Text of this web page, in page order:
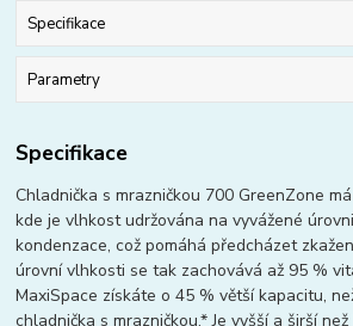
Specifikace
Parametry
Specifikace
Chladnička s mrazničkou 700 GreenZone
kde je vlhkost udržována na vyvážené
kondenzace, což pomáhá předcházet
úrovní vlhkosti se tak zachovává až 95 %
MaxiSpace získáte o 45 % větší kapacitu,
chladnička s mrazničkou.* Je vyšší a širší